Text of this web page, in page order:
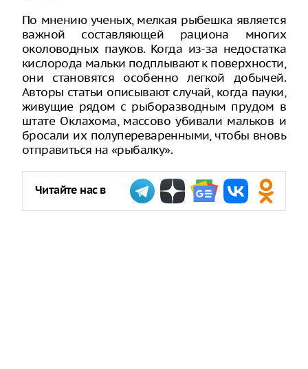
По мнению ученых, мелкая рыбешка является
важной составляющей рациона многих
околоводных пауков. Когда из-за недостатка
кислорода мальки подплывают к поверхности,
они становятся особенно легкой добычей.
Авторы статьи описывают случай, когда пауки,
живущие рядом с рыборазводным прудом в
штате Оклахома, массово убивали мальков и
бросали их полупереваренными, чтобы вновь
отправиться на «рыбалку».
Читайте нас в